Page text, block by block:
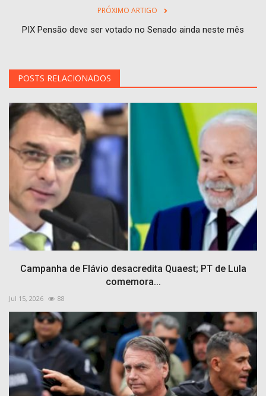
PRÓXIMO ARTIGO
PIX Pensão deve ser votado no Senado ainda neste mês
POSTS RELACIONADOS
Campanha de Flávio desacredita Quaest; PT de Lula
comemora...
Jul 15, 2026 88